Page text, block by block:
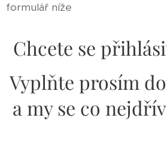
formulář níže
Chcete se
Vyplňte prosím
a my se co